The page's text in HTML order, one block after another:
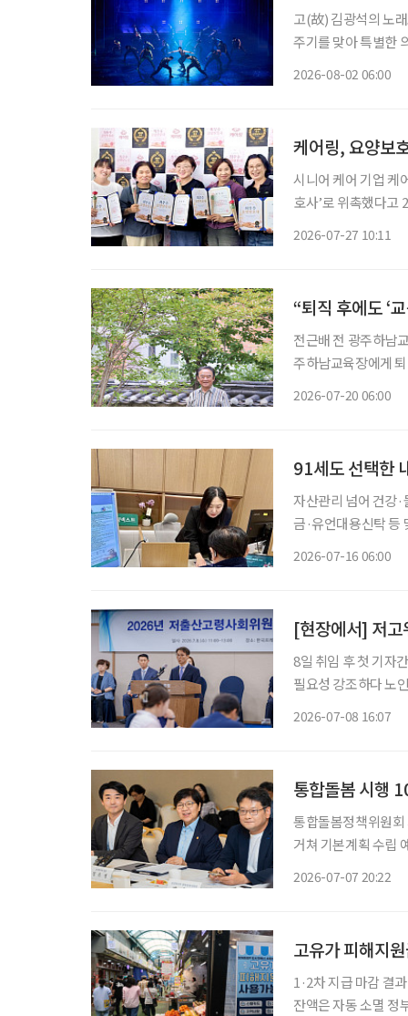
고(故) 김광석의 노
주기를 맞아 특별한
2026-08-02 06:00
케어링, 요양보
시니어 케어 기업 케
호사’로 위촉했다고 27일 밝혔다. 케어링은 돌봄 현장에
2026-07-27 10:11
“퇴직 후에도 ‘
전근배 전 광주하남교육장 많은 사람이 퇴직을 인생의 쉼표라고 말한다
주하남교육장에게
2026-07-20 06:00
91세도 선택한
자산관리 넘어 건강
금·유언대용신탁 등
2026-07-16 06:00
[현장에서] 저고
8일 취임 후 첫 기자
필요성 강조하다 노
2026-07-08 16:07
통합돌봄 시행
통합돌봄정책위원
거쳐 기본계획 수립 예정, 관계부처 협력
2026-07-07 20:22
고유가 피해지
1·2차 지급 마감 결
잔액은 자동 소멸 정부의 고유가 피해지원금 신청·지급이 마감된 결과 전체 지급 대상자의